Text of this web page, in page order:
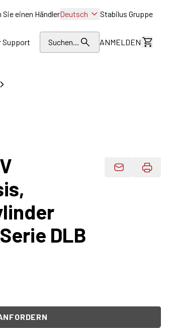
Sie einen HändlerDeutsch Stabilus Gruppe
Support Suchen... ANMELDEN
DLB
Produktdaten